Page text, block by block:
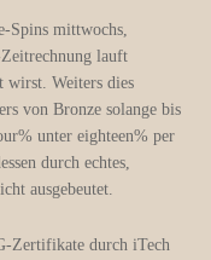
Spins mittwochs,
lauft
wirst. Weiters dies
von Bronze solange bis
unter eighteen% per
durch echtes,
ausgebeutet.
Zertifikate durch iTech